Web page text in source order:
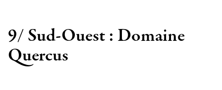
9/ Sud-Ouest : Domaine
Quercus